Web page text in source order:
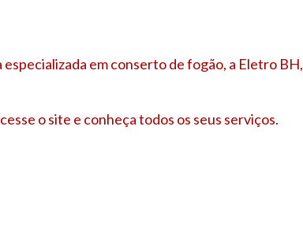
em conserto de fogão, a Eletro BH,
o site e conheça todos os seus serviços.